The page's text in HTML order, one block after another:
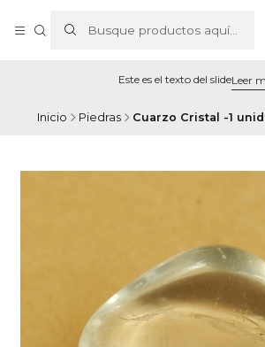
Este es el texto del slideLeer
Inicio Piedras Cuarzo Cristal -1